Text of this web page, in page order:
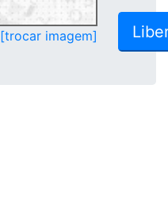
[trocar imagem]